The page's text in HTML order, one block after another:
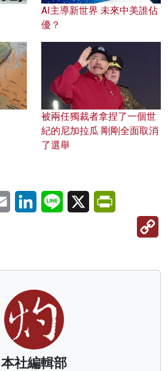
AI主導新世界 未來中美誰佔
優？
被兩任獨裁者拿捏了一個世
紀的尼加拉瓜 剛剛全面取消
了選舉
Email LinkedInLine X
本社編輯部